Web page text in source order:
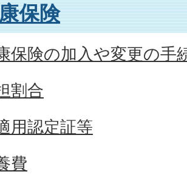
保険
保険の加入や変更の手
割合
用認定証等
費